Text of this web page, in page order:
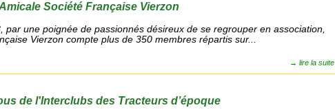
Société Française Vierzon
par une poignée de passionnés désireux de se regrouper en association,
Vierzon compte plus de 350 membres répartis sur...
→lire la suite
de l'Interclubs des Tracteurs d’époque